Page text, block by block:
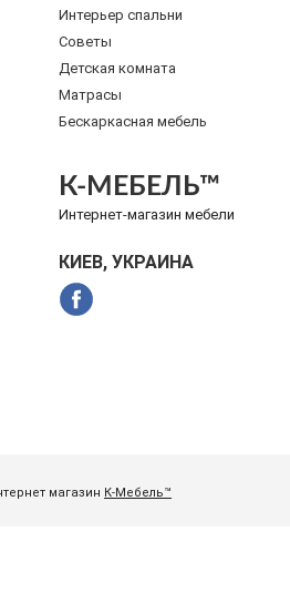
Интерьер спальни
Советы
Детская комната
Матрасы
Бескаркасная мебель
магазин К-Мебель™
К-МЕБЕЛЬ™
Интернет-магазин мебели
КИЕВ, УКРАИНА